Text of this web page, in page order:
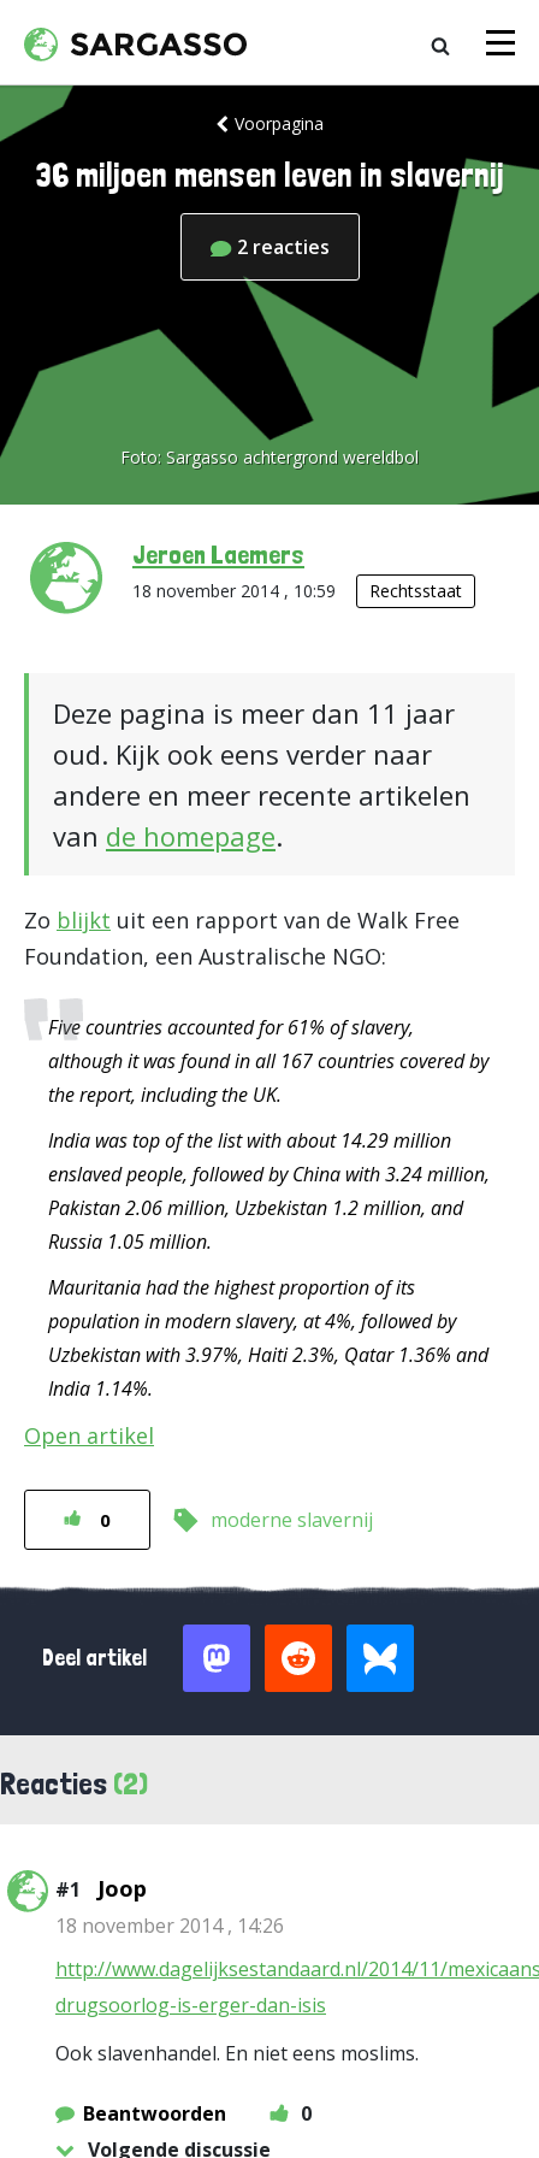
Voorpagina
36 miljoen mensen leven in slavernij
2 reacties
Foto: Sargasso achtergrond wereldbol
Jeroen Laemers
18 november 2014 , 10:59 Rechtsstaat
Deze pagina is meer dan 11 jaar
oud. Kijk ook eens verder naar
andere en meer recente artikelen
van de homepage.
Zo blijkt uit een rapport van de Walk Free
Foundation, een Australische NGO:
Five countries accounted for 61% of slavery,
although it was found in all 167 countries covered by
the report, including the UK.
India was top of the list with about 14.29 million
enslaved people, followed by China with 3.24 million,
Pakistan 2.06 million, Uzbekistan 1.2 million, and
Russia 1.05 million.
Mauritania had the highest proportion of its
population in modern slavery, at 4%, followed by
Uzbekistan with 3.97%, Haiti 2.3%, Qatar 1.36% and
India 1.14%.
Open artikel
0 moderne slavernij
Deel artikel
Reacties (2)
#1 Joop
18 november 2014 , 14:26
http://www.dagelijksestandaard.nl/2014/11/
drugsoorlog-is-erger-dan-isis
Ook slavenhandel. En niet eens moslims.
Beantwoorden
0
Volgende discussie